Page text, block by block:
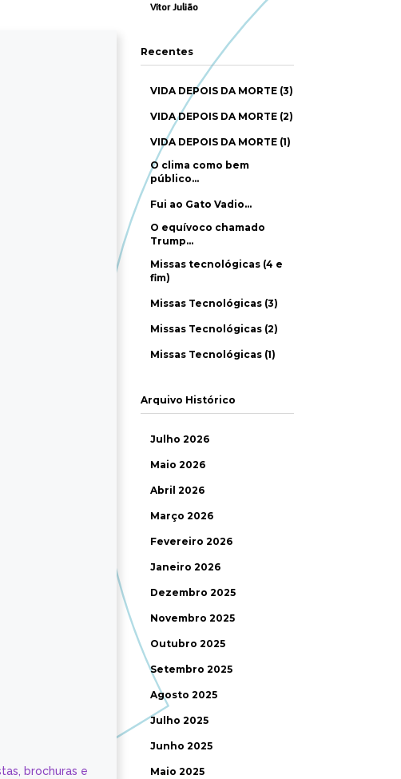
brochuras e
Vítor Julião
Recentes
VIDA DEPOIS DA MORTE (3)
VIDA DEPOIS DA MORTE (2)
VIDA DEPOIS DA MORTE (1)
O clima como bem
público…
Fui ao Gato Vadio…
O equívoco chamado
Trump…
Missas tecnológicas (4 e
fim)
Missas Tecnológicas (3)
Missas Tecnológicas (2)
Missas Tecnológicas (1)
Arquivo Histórico
Julho 2026
Maio 2026
Abril 2026
Março 2026
Fevereiro 2026
Janeiro 2026
Dezembro 2025
Novembro 2025
Outubro 2025
Setembro 2025
Agosto 2025
Julho 2025
Junho 2025
Maio 2025